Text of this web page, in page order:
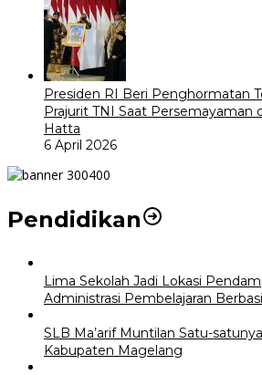
Presiden RI Beri Penghormatan
Prajurit TNI Saat Persemayaman
Hatta
6 April 2026
Pendidikan
Lima Sekolah Jadi Lokasi
Administrasi Pembelajaran
SLB Ma’arif Muntilan Satu-
Kabupaten Magelang